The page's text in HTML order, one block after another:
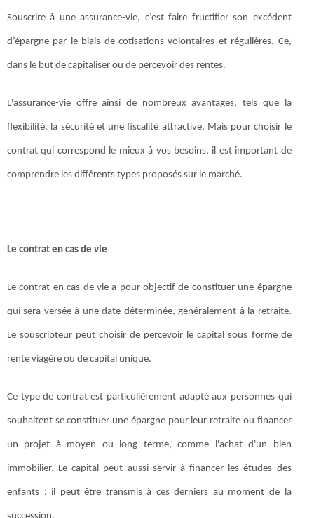
Souscrire à une assurance-vie, c’est faire fructifier son excédent
d’épargne par le biais de cotisations volontaires et régulières. Ce,
dans le but de capitaliser ou de percevoir des rentes.
L'assurance-vie offre ainsi de nombreux avantages, tels que la
flexibilité, la sécurité et une fiscalité attractive. Mais pour choisir le
contrat qui correspond le mieux à vos besoins, il est important de
comprendre les différents types proposés sur le marché.
Le contrat en cas de vie
Le contrat en cas de vie a pour objectif de constituer une épargne
qui sera versée à une date déterminée, généralement à la retraite.
Le souscripteur peut choisir de percevoir le capital sous forme de
rente viagère ou de capital unique.
Ce type de contrat est particulièrement adapté aux personnes qui
souhaitent se constituer une épargne pour leur retraite ou financer
un projet à moyen ou long terme, comme l'achat d'un bien
immobilier. Le capital peut aussi servir à financer les études des
enfants ; il peut être transmis à ces derniers au moment de la